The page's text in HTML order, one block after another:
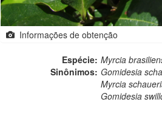
Informações de obtenção
Espécie: Myrcia
Sinônimos: Gomidesia
Myrcia
Gomidesia